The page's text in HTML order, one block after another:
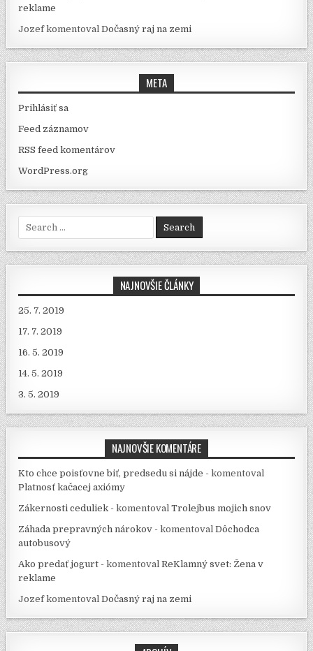
reklame
JozefkomentovalDočasný raj na zemi
META
Prihlásiť sa
Feed záznamov
RSS feed komentárov
WordPress.org
Search for:
NAJNOVŠIE ČLÁNKY
25. 7. 2019
17. 7. 2019
16. 5. 2019
14. 5. 2019
3. 5. 2019
NAJNOVŠIE KOMENTÁRE
Kto chce poisťovne biť, predsedu si nájde - komentoval
Platnosť kačacej axiómy
Zákernosti ceduliek - komentovalTrolejbus mojich snov
Záhada prepravných nárokov - komentovalDôchodca
autobusový
Ako predať jogurt - komentovalReKlamný svet: Žena v
reklame
JozefkomentovalDočasný raj na zemi